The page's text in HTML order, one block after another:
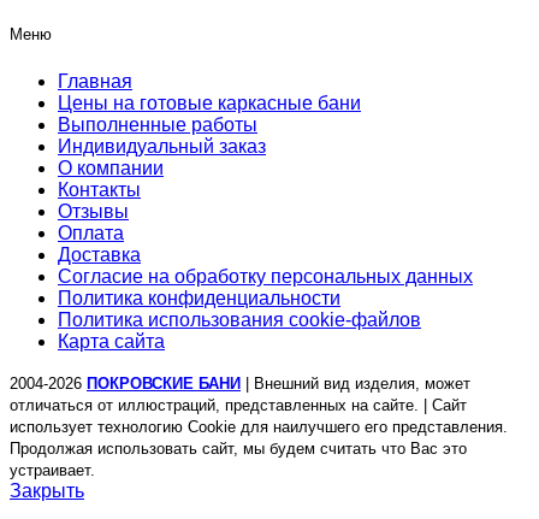
Меню
Главная
Цены на готовые каркасные бани
Выполненные работы
Индивидуальный заказ
О компании
Контакты
Отзывы
Оплата
Доставка
Согласие на обработку персональных данных
Политика конфиденциальности
Политика использования cookie-файлов
Карта сайта
2004-2026 ПОКРОВСКИЕ БАНИ | Внешний вид изделия, может
отличаться от иллюстраций, представленных на сайте. | Сайт
использует технологию Cookie для наилучшего его представления.
Продолжая использовать сайт, мы будем считать что Вас это
устраивает.
Закрыть